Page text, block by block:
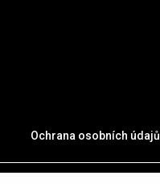
Ochrana osobních údajů